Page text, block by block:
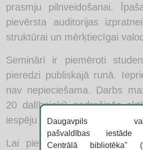
prasmju pilnveidošanai.
pievērsta auditorijas
struktūrai un mērķtiecīgai
Semināri ir piemēroti
pieredzi publiskajā runā.
nav nepieciešama. Darbs
20 dalībnieki) nodrošinās
iespēju saņemt individuālu
Lai piedalītos semināru
Daugavpils
pašvaldības iestāde
Centrālā bibliotēka"